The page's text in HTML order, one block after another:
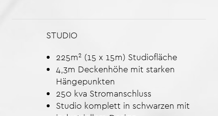
STUDIO
225m² (15 x 15m) Studiofläche
4,3m Deckenhöhe mit starken
Hängepunkten
250 kva Stromanschluss
Studio komplett in schwarzen mit